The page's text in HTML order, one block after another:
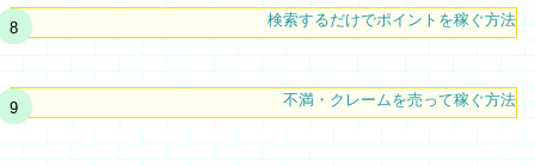
検索するだけでポイントを稼ぐ方法
不満・クレームを売って稼ぐ方法